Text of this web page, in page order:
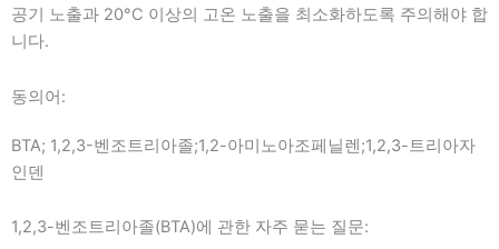
공기 노출과 20°C 이상의 고온 노출을 최소화하도록 주의해야 합
니다.
동의어:
BTA; 1,2,3-벤조트리아졸;1,2-아미노아조페닐렌;1,2,3-트리아자
인덴
1,2,3-벤조트리아졸(BTA)에 관한 자주 묻는 질문: